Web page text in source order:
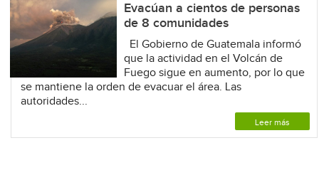
Evacúan a cientos de personas
de 8 comunidades
El Gobierno de Guatemala informó
que la actividad en el Volcán de
Fuego sigue en aumento, por lo que
se mantiene la orden de evacuar el área. Las
autoridades...
Leer más